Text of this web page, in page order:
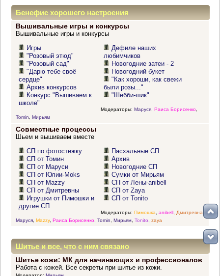
Бенефис хорошего настроения
Вышивальные игры и конкурсы
Вышивальные игры и конкурсы
Игры
"Розовый этюд"
"Розовый сад"
"Дарю тебе своё
сердце"
Архив конкурсов
Конкурс "Вышиваем к
школе"
Дефиле наших
любимчиков
Новогодние затеи - 2
Новогодний букет
"Как хороши, как свежи
были розы..."
"Шебби-шик"
Модераторы: Маруся, Раиса Борисенко,
Tomin
Мирьям
Совместные процессы
Шьем и вышиваем вместе
СП по фотостежку
СП от Томин
СП от Маруси
СП от Юлии-Moks
СП от Mazzy
СП от Дмитревны
Игрушки от Пимошки и
другие СП
Пасхальные СП
Архив
Новогодние СП
Сумки от Мирьям
СП от Лены-anibell
СП от Zaya
СП от Tonito
Модераторы: Пимошка anibell, Дмитревна
Маруся, Mazzy, Раиса Борисенко, Tomin Мирьям, Tonito zaya
Шитье и все, что с ним связано
Шитье кожи: МК для начинающих и профессионалов
Работа с кожей. Все секреты при шитье из кожи.